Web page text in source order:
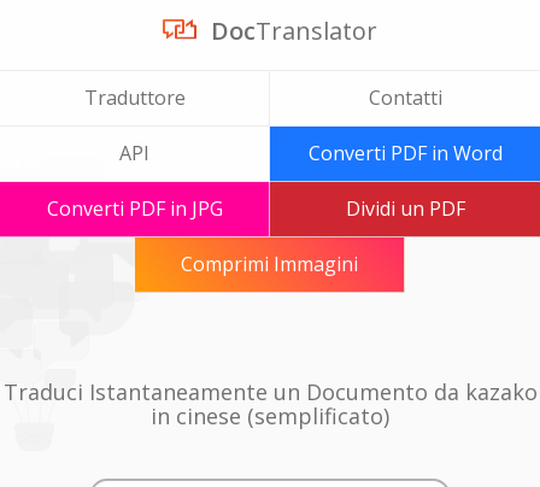
DocTranslator
Traduttore Contatti
API Converti PDF in Word
Converti PDF in JPG Dividi un PDF
Comprimi Immagini
Traduci Istantaneamente un Documento da kazako
in cinese (semplificato)